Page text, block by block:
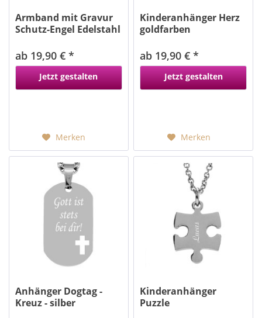
Armband mit Gravur
Schutz-Engel Edelstahl
ab 19,90 € *
Jetzt gestalten
Merken
Kinderanhänger Herz
goldfarben
ab 19,90 € *
Jetzt gestalten
Merken
Anhänger Dogtag -
Kreuz - silber
Kinderanhänger
Puzzle